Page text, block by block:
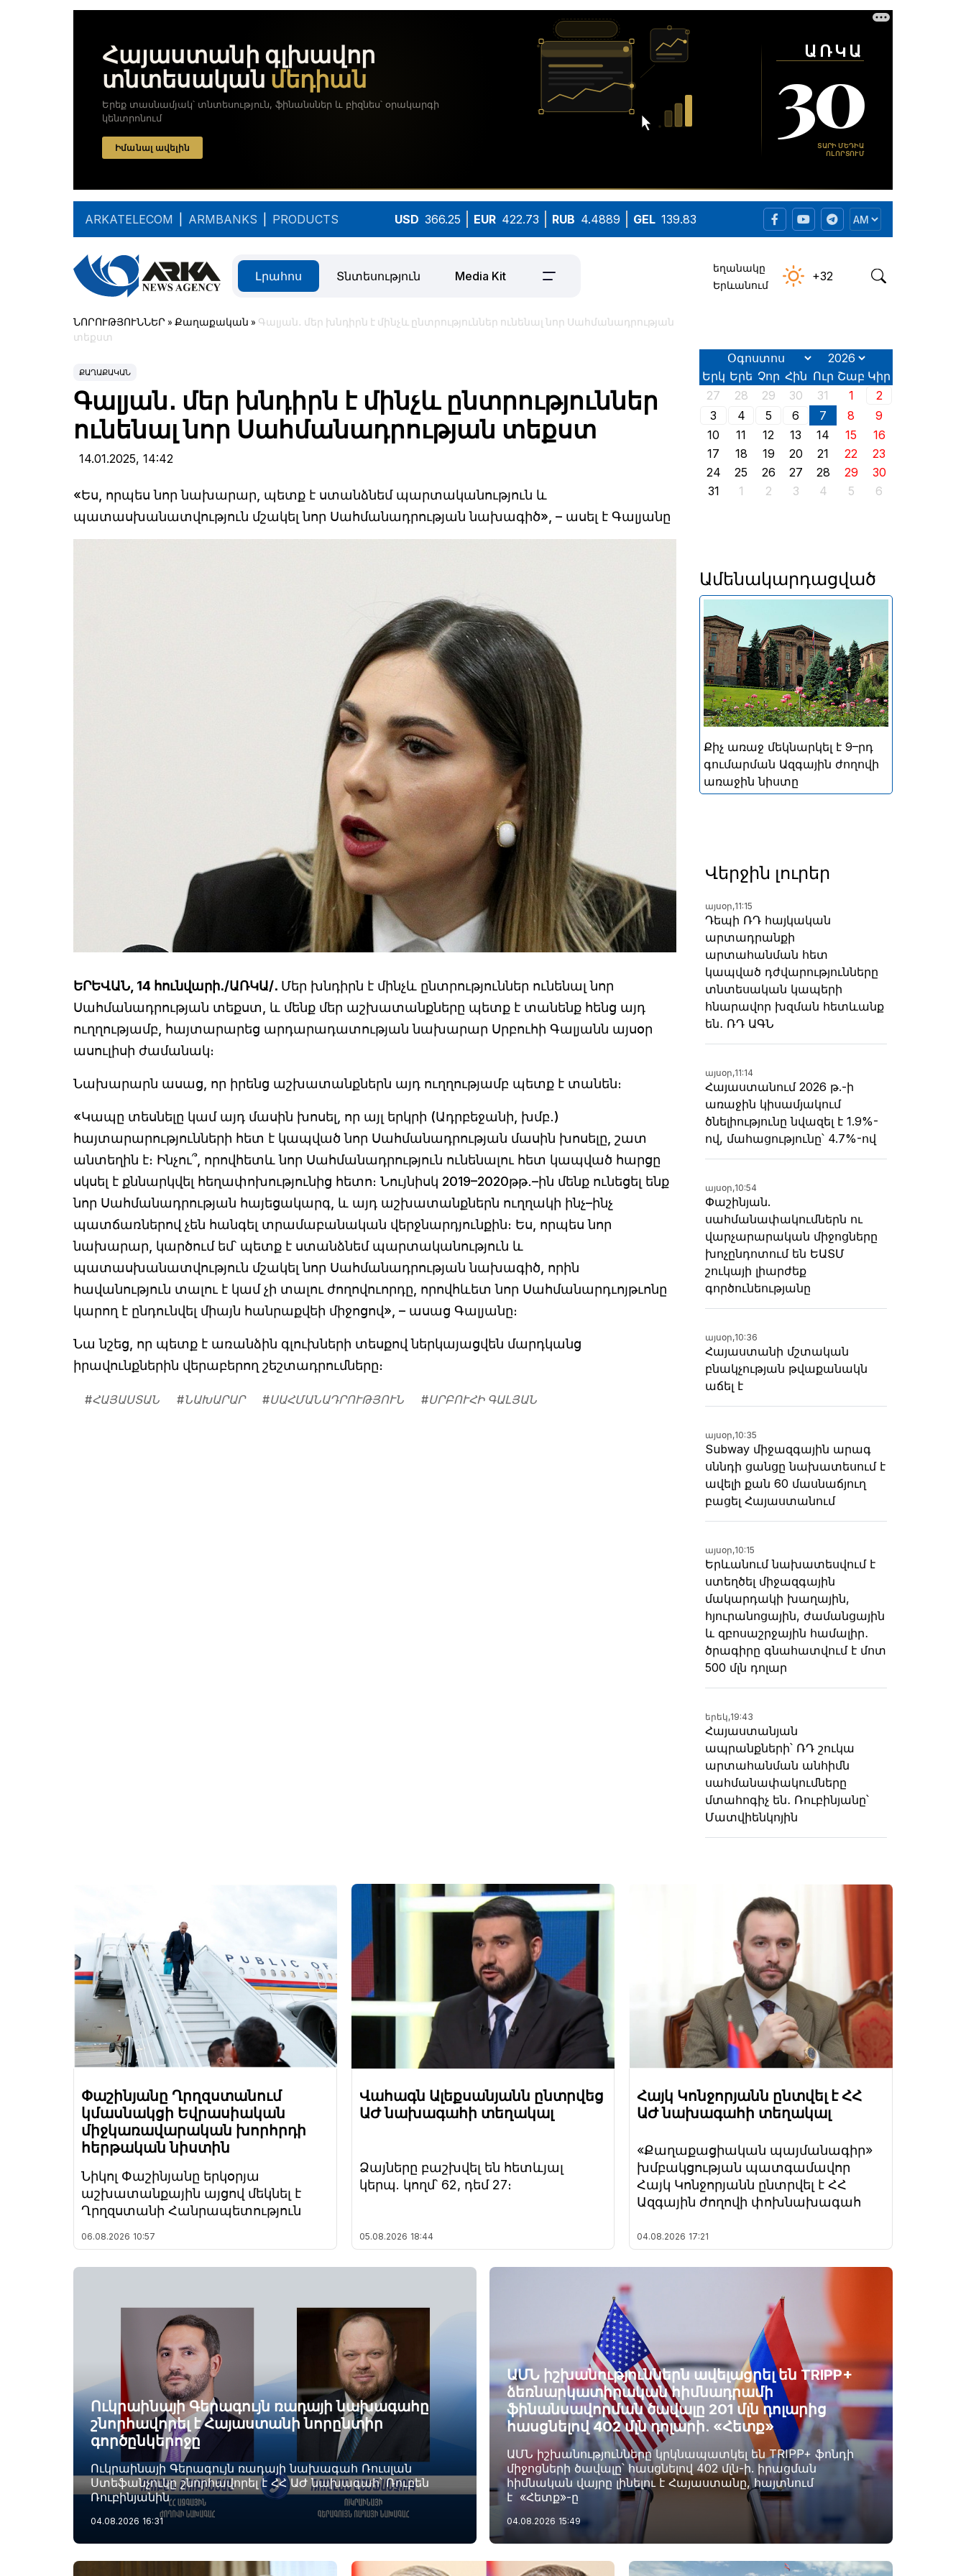
ARKATELECOM ARMBANKS PRODUCTS USD 366.25 EUR 422.73 RUB 4.4889 GEL 139.83
Լրահոս Տնտեսություն Media Kit
եղանակը
Երևանում
+32
ՆՈՐՈՒԹՅՈՒՆՆԵՐ » Քաղաքական » Գալյան․ մեր խնդիրն է մինչև ընտրություններ ունենալ նոր Սահմանադրության
տեքստ
ՔԱՂԱՔԱԿԱՆ
Գալյան․ մեր խնդիրն է մինչև ընտրություններ
ունենալ նոր Սահմանադրության տեքստ
14.01.2025, 14:42
«Ես, որպես նոր նախարար, պետք է ստանձնեմ պարտականություն և
պատասխանատվություն մշակել նոր Սահմանադրության նախագիծ», – ասել է Գալյանը
ԵՐԵՎԱՆ, 14 հունվարի․/ԱՌԿԱ/․ Մեր խնդիրն է մինչև ընտրություններ ունենալ նոր
Սահմանադրության տեքստ, և մենք մեր աշխատանքները պետք է տանենք հենց այդ
ուղղությամբ, հայտարարեց արդարադատության նախարար Սրբուհի Գալյանն այսօր
ասուլիսի ժամանակ։
Նախարարն ասաց, որ իրենց աշխատանքներն այդ ուղղությամբ պետք է տանեն։
«Կապը տեսնելը կամ այդ մասին խոսել, որ այլ երկրի (Ադրբեջանի, խմբ․)
հայտարարությունների հետ է կապված նոր Սահմանադրության մասին խոսելը, շատ
անտեղին է։ Ինչու՞, որովհետև նոր Սահմանադրություն ունենալու հետ կապված հարցը
սկսել է քննարկվել հեղափոխությունից հետո։ Նույնիսկ 2019–2020թթ․–ին մենք ունեցել ենք
նոր Սահմանադրության հայեցակարգ, և այդ աշխատանքներն ուղղակի ինչ–ինչ
պատճառներով չեն հանգել տրամաբանական վերջնարդյունքին։ Ես, որպես նոր
նախարար, կարծում եմ՝ պետք է ստանձնեմ պարտականություն և
պատասխանատվություն մշակել նոր Սահմանադրության նախագիծ, որին
հավանություն տալու է կամ չի տալու ժողովուորդը, որովհևետ նոր Սահմանարդւոյթւոնը
կարող է ընդունվել միայն հանրաքվեի միջոցով», – ասաց Գալյանը։
Նա նշեց, որ պետք է առանձին գլուխների տեսքով ներկայացվեն մարդկանց
իրավունքներին վերաբերող շեշտադրումները։
#ՀԱՅԱՍՏԱՆ #ՆԱԽԱՐԱՐ #ՍԱՀՄԱՆԱԴՐՈՒԹՅՈՒՆ #ՍՐԲՈՒՀԻ ԳԱԼՅԱՆ
Երկ Երե Չոր Հին Ուր Շաբ Կիր
27
28 29 30 31 1
2
3
4 5 6 7 8
9
10
11 12 13 14 15
16
17
18 19 20 21 22
23
24
25 26 27 28 29
30
31
1 2 3 4 5 6
Ամենակարդացված
2-ին, իր աշխատանքն է սկսել
2026 թվականի հունիսի 7-ին
կայացած հերթական
խորհրդարանական
ընտրությունների
արդյունքներով ձևավորված
Հայաստանի 9-րդ գումարման
Ազգային ժողովի առաջին
նիստը
Քիչ առաջ մեկնարկել է 9–րդ
գումարման Ազգային ժողովի
առաջին նիստը
Վերջին լուրեր
այսօր,11:15
Դեպի ՌԴ հայկական
արտադրանքի
արտահանման հետ
կապված դժվարությունները
տնտեսական կապերի
հնարավոր խզման հետևանք
են․ ՌԴ ԱԳՆ
այսօր,11:14
Հայաստանում 2026 թ.-ի
առաջին կիսամյակում
ծնելիությունը նվազել է 1.9%-
ով, մահացությունը՝ 4.7%-ով
այսօր,10:54
Փաշինյան.
սահմանափակումներն ու
վարչարարական միջոցները
խոչընդոտում են ԵԱՏՄ
շուկայի լիարժեք
գործունեությանը
այսօր,10:36
Հայաստանի մշտական
բնակչության թվաքանակն
աճել է
այսօր,10:35
Subway միջազգային արագ
սննդի ցանցը նախատեսում է
ավելի քան 60 մասնաճյուղ
բացել Հայաստանում
այսօր,10:15
Երևանում նախատեսվում է
ստեղծել միջազգային
մակարդակի խաղային,
հյուրանոցային, ժամանցային
և զբոսաշրջային համալիր․
ծրագիրը գնահատվում է մոտ
500 մլն դոլար
երեկ,19:43
Հայաստանյան
ապրանքների՝ ՌԴ շուկա
արտահանման անհիմն
սահմանափակումները
մտահոգիչ են․ Ռուբինյանը՝
Մատվիենկոյին
Փաշինյանը Ղրղզստանում
կմասնակցի Եվրասիական
միջկառավարական խորհրդի
հերթական նիստին
Նիկոլ Փաշինյանը երկօրյա
աշխատանքային այցով մեկնել է
Ղրղզստանի Հանրապետություն
06.08.2026 10:57
Վահագն Ալեքսանյանն ընտրվեց
ԱԺ նախագահի տեղակալ
Ձայները բաշխվել են հետևյալ
կերպ. կողմ՝ 62, դեմ 27։
05.08.2026 18:44
Հայկ Կոնջորյանն ընտվել է ՀՀ
ԱԺ նախագահի տեղակալ
«Քաղաքացիական պայմանագիր»
խմբակցության պատգամավոր
Հայկ Կոնջորյանն ընտրվել է ՀՀ
Ազգային ժողովի փոխնախագահ
04.08.2026 17:21
Ուկրաինայի Գերագույն ռադայի նախագահը
շնորհավորել է Հայաստանի նորընտիր
գործընկերոջը
Ուկրաինայի Գերագույն ռադայի նախագահ Ռուսլան
Ստեֆանչուկը շնորհավորել է ՀՀ ԱԺ նախագահ՝ Ռուբեն
Ռուբինյանին
04.08.2026 16:31
ԱՄՆ իշխանություններն ավելացրել են TRIPP+
ձեռնարկատիրական հիմնադրամի
ֆինանսավորման ծավալը 201 մլն դոլարից
հասցնելով 402 մլն դոլարի. «Հետք»
ԱՄՆ իշխանությունները կրկնապատկել են TRIPP+ ֆոնդի
միջոցների ծավալը՝ հասցնելով 402 մլն-ի. իրացման
հիմնական վայրը լինելու է Հայաստանը, հայտնում
է «Հետք»-ը
04.08.2026 15:49